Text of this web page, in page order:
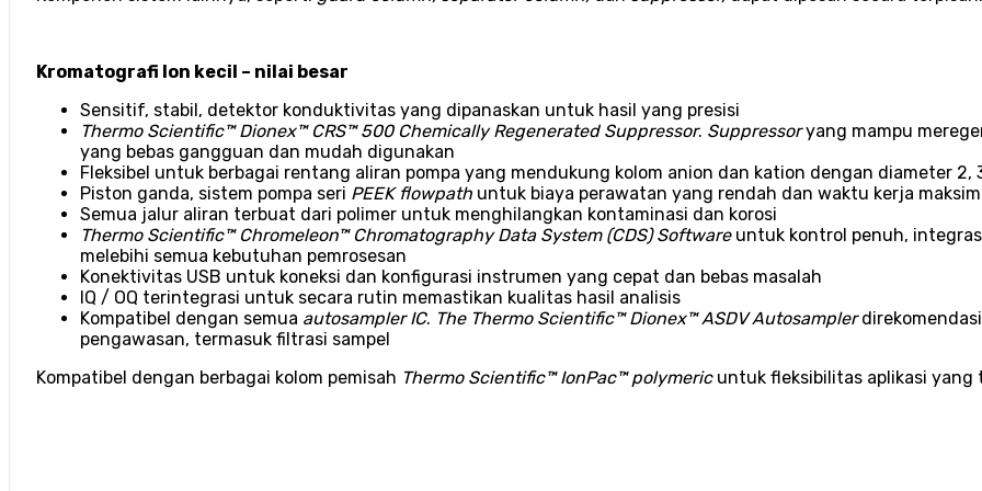
Kromatografi Ion kecil – nilai besar
Sensitif, stabil, detektor konduktivitas yang dipanaskan untuk hasil yang presisi
Thermo Scientific™ Dionex™ CRS™ 500 Chemically Regenerated Suppressor. Suppressoryang mampu
yang bebas gangguan dan mudah digunakan
Fleksibel untuk berbagai rentang aliran pompa yang mendukung kolom anion dan kation dengan diameter 2,
Piston ganda, sistem pompa seri PEEK flowpath untuk biaya perawatan yang rendah dan waktu kerja
Semua jalur aliran terbuat dari polimer untuk menghilangkan kontaminasi dan korosi
Thermo Scientific™ Chromeleon™ Chromatography Data System (CDS) Softwareuntuk kontrol penuh,
melebihi semua kebutuhan pemrosesan
Konektivitas USB untuk koneksi dan konfigurasi instrumen yang cepat dan bebas masalah
IQ / OQ terintegrasi untuk secara rutin memastikan kualitas hasil analisis
Kompatibel dengan semua autosampler IC. The Thermo Scientific™ Dionex™ ASDV Autosampler
pengawasan, termasuk filtrasi sampel
Kompatibel dengan berbagai kolom pemisah Thermo Scientific™ IonPac™ polymericuntuk fleksibilitas aplikasi yang